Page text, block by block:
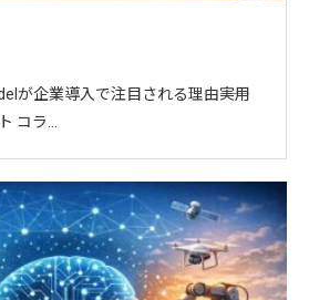
が企業導入で注目される理由――実用
コラ…